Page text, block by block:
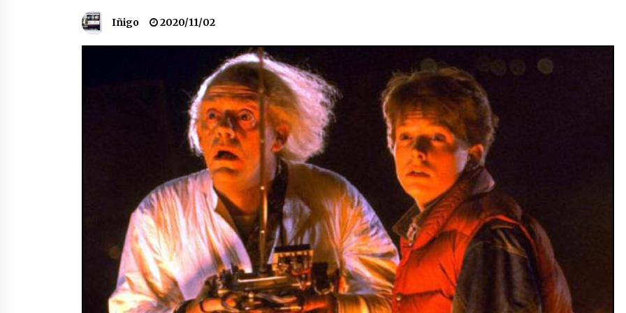
2026/07/16
POTTO: San Pedro jaietako bertso-
2026/07/09
Martxa ospatuko da
2026/07/07
Auritz Iñurrietaren margoak
ikusgai Uribitarte40 aretoan
2026/07/03
SOINUGELA: Paul McCartney eta
Ringo Starr-en lan berriak
2026/07/03
Iñigo 2020/11/02